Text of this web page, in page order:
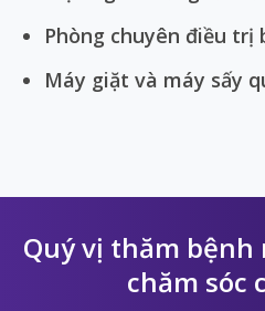
Phòng chuyên điều trị
Máy giặt và máy sấy
Quý vị thăm
chăm sóc